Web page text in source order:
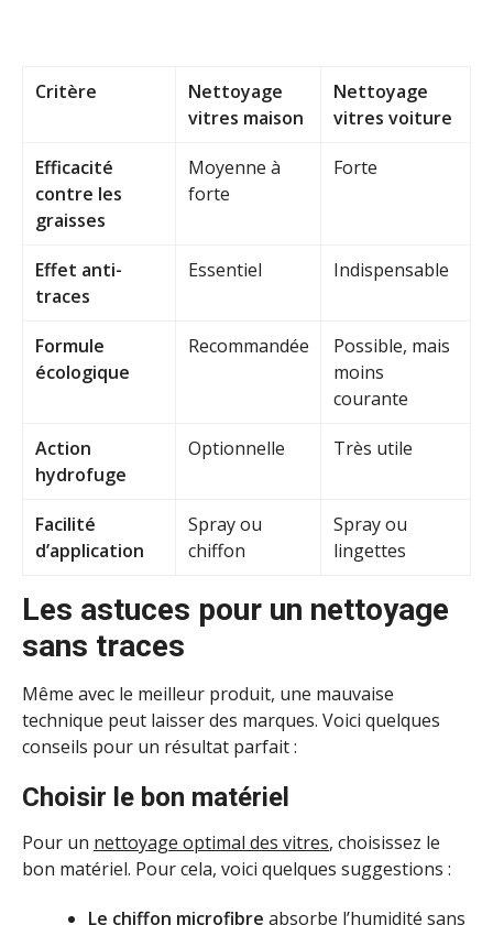
Critère
Nettoyage
vitres maison
Nettoyage
vitres voiture
Efficacité
contre les
graisses
Moyenne à
forte
Forte
Effet anti-
traces
Essentiel Indispensable
Formule
écologique
Recommandée
Possible, mais
moins
courante
Action
hydrofuge
Optionnelle Très utile
Facilité
d’application
Spray ou
chiffon
Spray ou
lingettes
Les astuces pour un nettoyage
sans traces
Même avec le meilleur produit, une mauvaise
technique peut laisser des marques. Voici quelques
conseils pour un résultat parfait :
Choisir le bon matériel
Pour un nettoyage optimal des vitres, choisissez le
bon matériel. Pour cela, voici quelques suggestions :
Le chiffon microfibre absorbe l’humidité sans